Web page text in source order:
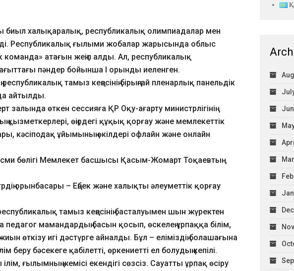
халықаралық, республикалық олимпиадалар мен
Республикалық ғылыми жобалар жарысында облыс
атағын жеңіп алды. Ал, республикалық
пәндер бойынша І орынды иеленген.
тамыз кеңесінің бірыңғай пленарлық панельдік
айтылды.
залында өткен сессияға ҚР Оқу-ағарту министрлігінің
қызметкерлері, өңірдегі құқық қорғау және мемлекеттік
кәсіподақ ұйымының өкілдері офлайн және онлайн
бөлігі Мемлекет басшысы Қасым-Жомарт Тоқаевтың
орынбасары – Еңбек және халықты әлеуметтік қорғау
тамыз кеңесінің басталуымен шын жүректен
мамандардың басын қосып, өскелең ұрпаққа білім,
өткізу игі дәстүрге айналды. Бұл – еліміздің болашағына
беру бәсекеге қабілетті, өркениетті ел болудың кепілі.
ғылымның жемісі екендігі сөзсіз. Сауатты ұрпақ өсіру